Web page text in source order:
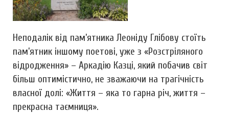
Неподалік від пам’ятника Леоніду Глібову стоїть
пам’ятник іншому поетові, уже з «Розстріляного
відродження» – Аркадію Казці, який побачив світ
більш оптимістично, не зважаючи на трагічність
власної долі: «Життя – яка то гарна річ, життя –
прекрасна таємниця».